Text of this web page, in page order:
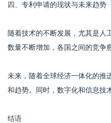
四、专利申请的现状与未来趋势
随着技术的不断发展，尤其是人
数量不断增加，各国之间的竞争
未来，随着全球经济一体化的推
和趋势。同时，数字化和信息技
结语